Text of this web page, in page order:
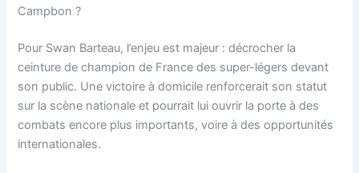
Campbon ?
Pour Swan Barteau, l’enjeu est majeur : décrocher la
ceinture de champion de France des super-légers devant
son public. Une victoire à domicile renforcerait son statut
sur la scène nationale et pourrait lui ouvrir la porte à des
combats encore plus importants, voire à des opportunités
internationales.